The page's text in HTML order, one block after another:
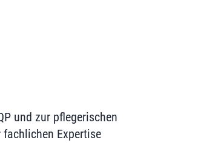
und zur pflegerischen
fachlichen Expertise